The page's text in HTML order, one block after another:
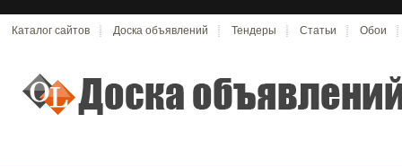
Каталог сайтов Доска объявлений Тендеры Статьи Обои